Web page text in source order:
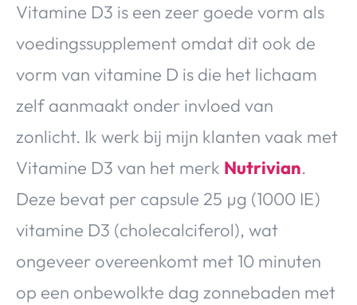
Vitamine D3 is een zeer goede vorm als
voedingssupplement omdat dit ook de
vorm van vitamine D is die het lichaam
zelf aanmaakt onder invloed van
zonlicht. Ik werk bij mijn klanten vaak met
Vitamine D3 van het merk Nutrivian.
Deze bevat per capsule 25 µg (1000 IE)
vitamine D3 (cholecalciferol), wat
ongeveer overeenkomt met 10 minuten
op een onbewolkte dag zonnebaden met